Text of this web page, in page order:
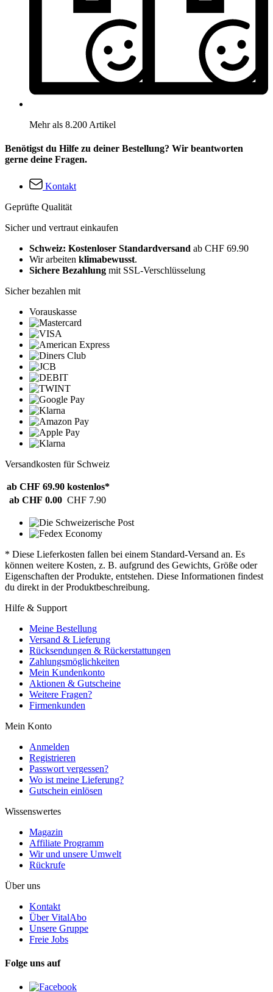
Mehr als 8.200 Artikel
Benötigst du Hilfe zu deiner Bestellung? Wir beantworten
gerne deine Fragen.
Kontakt
Geprüfte Qualität
Sicher und vertraut einkaufen
Schweiz: Kostenloser Standardversand ab CHF 69.90
Wir arbeiten klimabewusst.
Sichere Bezahlung mit SSL-Verschlüsselung
Sicher bezahlen mit
Vorauskasse
Versandkosten für Schweiz
ab CHF 69.90 kostenlos*
ab CHF 0.00 CHF 7.90
* Diese Lieferkosten fallen bei einem Standard-Versand an. Es
können weitere Kosten, z. B. aufgrund des Gewichts, Größe oder
Eigenschaften der Produkte, entstehen. Diese Informationen findest
du direkt in der Produktbeschreibung.
Hilfe & Support
Meine Bestellung
Versand & Lieferung
Rücksendungen & Rückerstattungen
Zahlungsmöglichkeiten
Mein Kundenkonto
Aktionen & Gutscheine
Weitere Fragen?
Firmenkunden
Mein Konto
Anmelden
Registrieren
Passwort vergessen?
Wo ist meine Lieferung?
Gutschein einlösen
Wissenswertes
Magazin
Affiliate Programm
Wir und unsere Umwelt
Rückrufe
Über uns
Kontakt
Über VitalAbo
Unsere Gruppe
Freie Jobs
Folge uns auf